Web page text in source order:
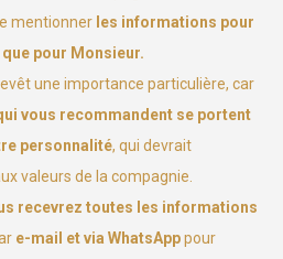
mentionner les informations pour
pour Monsieur.
une importance particulière, car
vous recommandent se portent
personnalité, qui devrait
valeurs de la compagnie.
recevrez toutes les informations
e-mail et via WhatsApppour